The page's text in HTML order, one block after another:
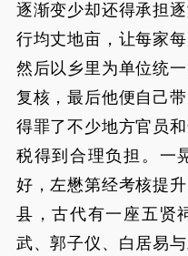
逐渐变少却还得承担
行均丈地亩，让每家
然后以乡里为单位统
复核，最后他便自己
得罪了不少地方官员
税得到合理负担。一
好，左懋第经考核提
县，古代有一座五贤
武、郭子仪、白居易